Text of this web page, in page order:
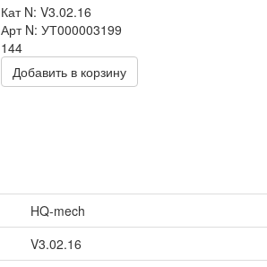
Кат N: V3.02.16
Арт N: УТ000003199
144
Добавить в корзину
HQ-mech
V3.02.16